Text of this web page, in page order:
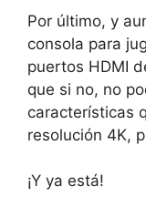
Por último, y
consola para
puertos HDMI
que si no, no
características
resolución 4K,
¡Y ya está!